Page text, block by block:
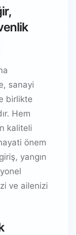
sanayi
birlikte
Hem
kaliteli
önem
yangın
ve ailenizi